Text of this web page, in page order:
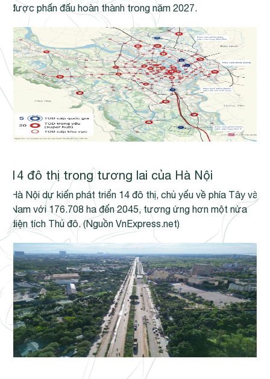
được phấn đấu hoàn thành trong năm 2027.
14 đô thị trong tương lai của Hà Nội
Hà Nội dự kiến phát triển 14 đô thị, chủ yếu về phía Tây và
Nam với 176.708 ha đến 2045, tương ứng hơn một nửa
diện tích Thủ đô. (Nguồn VnExpress.net)